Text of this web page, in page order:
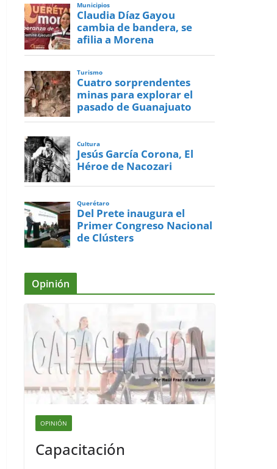
Municipios
Claudia Díaz Gayou
cambia de bandera, se
afilia a Morena
Turismo
Cuatro sorprendentes
minas para explorar el
pasado de Guanajuato
Cultura
Jesús García Corona, El
Héroe de Nacozari
Querétaro
Del Prete inaugura el
Primer Congreso Nacional
de Clústers
Opinión
OPINIÓN
Capacitación